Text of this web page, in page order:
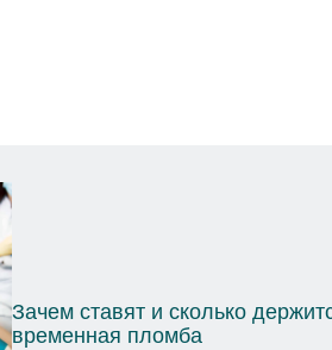
Зачем нужна диагностика зубов
перед имплантацией